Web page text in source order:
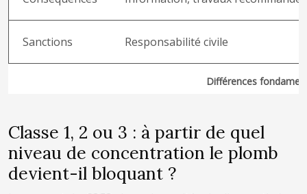
Différences
Sanctions Responsabilité civile
Classe 1, 2 ou 3 : à partir de quel
niveau de concentration le plomb
devient-il bloquant ?